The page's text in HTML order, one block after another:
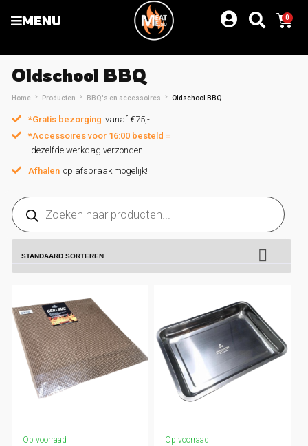
MENU 0
Oldschool BBQ
Home Producten BBQ's en accessoires Oldschool BBQ
*Gratis bezorging vanaf €75,-
*Accessoires voor 16:00 besteld =
dezelfde werkdag verzonden!
Afhalen op afspraak mogelijk!
Op voorraad Op voorraad